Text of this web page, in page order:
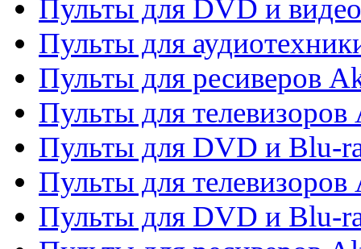
Пульты для DVD и
Пульты для
Пульты для ресиверов
Пульты для телевизоров
Пульты для DVD и Blu-
Пульты для
Пульты для DVD и Blu-